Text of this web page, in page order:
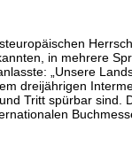
in mehrere
„Unsere
dreijährigen
Tritt spürbar